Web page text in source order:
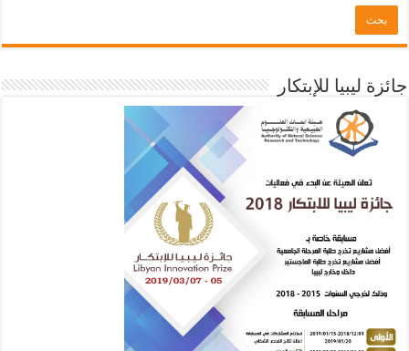
جائزة ليبيا للإبتكار